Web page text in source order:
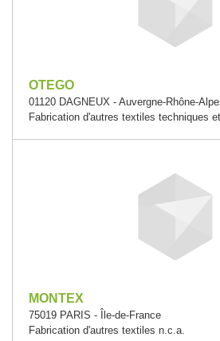
OTEGO
01120 DAGNEUX - Auvergne-Rhône-
Fabrication d'autres textiles techniques
MONTEX
75019 PARIS - Île-de-France
Fabrication d'autres textiles n.c.a.